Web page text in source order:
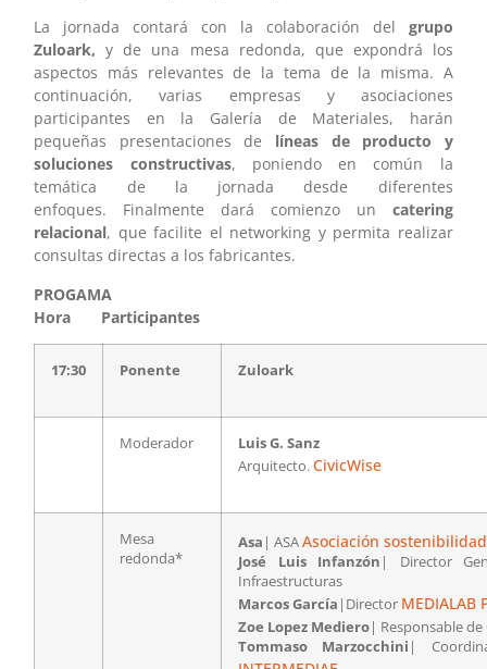
La jornada contará con la colaboración del grupo
Zuloark, y de una mesa redonda, que expondrá los
aspectos más relevantes de la tema de la misma. A
continuación, varias empresas y asociaciones
participantes en la Galería de Materiales, harán
pequeñas presentaciones de líneas de producto y
soluciones constructivas, poniendo en común la
temática de la jornada desde diferentes
enfoques. Finalmente dará comienzo un catering
relacional, que facilite el networking y permita realizar
consultas directas a los fabricantes.
PROGAMA
Hora Participantes
17:30 Ponente Zuloark
Moderador
Luis G. Sanz
Arquitecto.CivicWise
Mesa
redonda*
Asa | ASAAsociación
José Luis Infanzón | Director
Infraestructuras
Marcos García |Director MEDIALAB
Zoe Lopez Mediero| Responsable
Tommaso Marzocchini |